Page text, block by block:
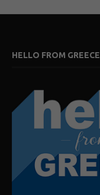
HELLO FROM GREECE